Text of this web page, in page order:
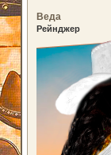
Веда
Рейнджер